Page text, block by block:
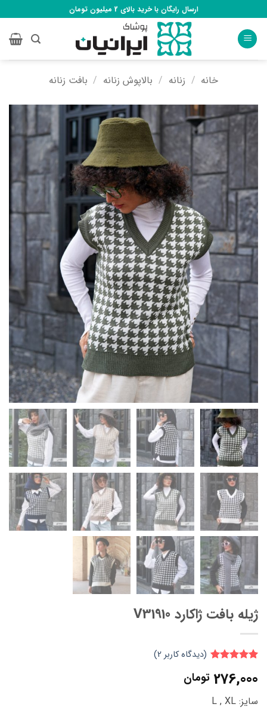
to
content
ارسال رایگان با خرید بالای 2 میلیون تومان
خانه / زنانه / بالاپوش زنانه / بافت زنانه
ژیله بافت ژاکارد V31910
5 امتیاز
مشتری
(دیدگاه کاربر2
)
276,000 تومان
سایز: L , XL